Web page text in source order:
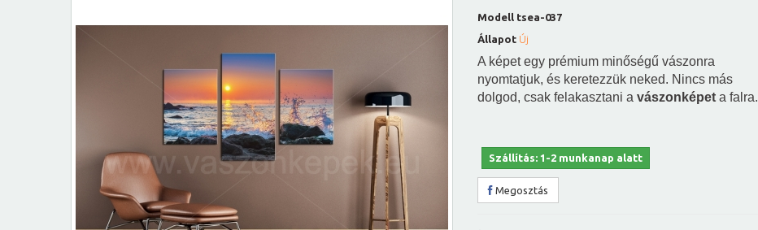
Modell tsea-037
Állapot Új
A képet egy prémium minőségű vászonra
nyomtatjuk, és keretezzük neked. Nincs más
dolgod, csak felakasztani a vászonképet a falra.
Szállítás: 1-2 munkanap alatt
Megosztás